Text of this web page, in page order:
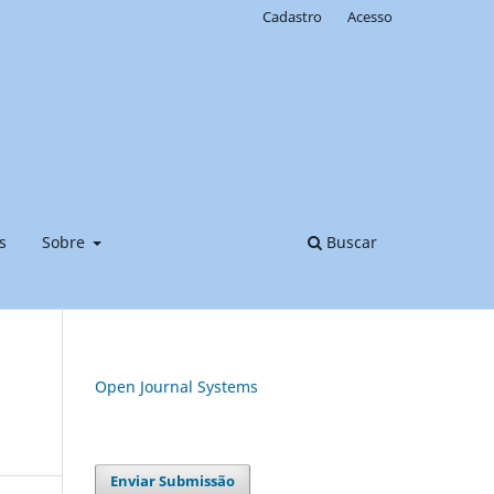
Sobre Buscar
Cadastro Acesso
Open Journal Systems
Enviar Submissão